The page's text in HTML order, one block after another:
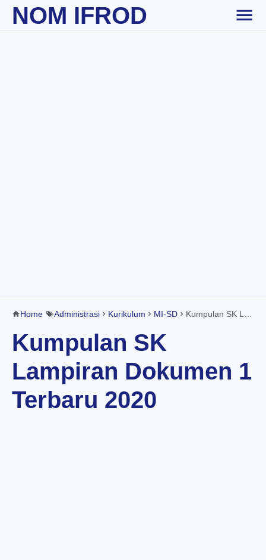
Skip to main content
NOM IFROD
Home Administrasi Kurikulum MI-SD Kumpulan SK Lampiran Dokumen 1 Terbaru 2020
Kumpulan SK
Lampiran Dokumen 1
Terbaru 2020